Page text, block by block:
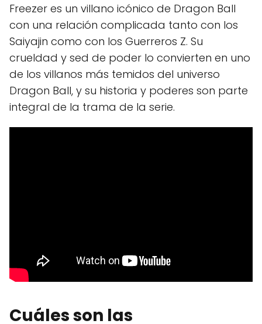
Freezer es un villano icónico de Dragon Ball
con una relación complicada tanto con los
Saiyajin como con los Guerreros Z. Su
crueldad y sed de poder lo convierten en uno
de los villanos más temidos del universo
Dragon Ball, y su historia y poderes son parte
integral de la trama de la serie.
Cuáles son las